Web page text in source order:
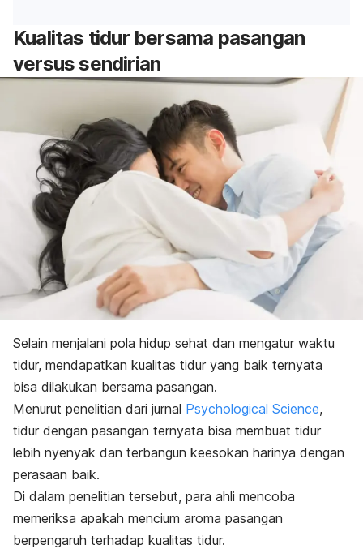
Kualitas tidur bersama pasangan
versus sendirian
Selain menjalani pola hidup sehat dan mengatur waktu
tidur, mendapatkan kualitas tidur yang baik ternyata
bisa dilakukan bersama pasangan.
Menurut penelitian dari jurnal Psychological Science,
tidur dengan pasangan ternyata bisa membuat tidur
lebih nyenyak dan terbangun keesokan harinya dengan
perasaan baik.
Di dalam penelitian tersebut, para ahli mencoba
memeriksa apakah mencium aroma pasangan
berpengaruh terhadap kualitas tidur.